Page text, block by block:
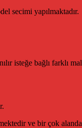
secimi yapılmaktadır.
isteğe bağlı farklı
ve bir çok